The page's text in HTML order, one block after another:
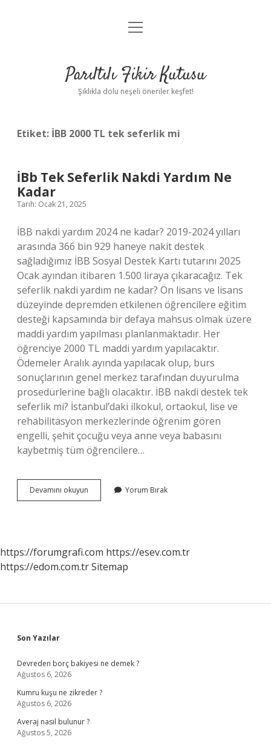
Anasayfa
Yasal Uyarı
menüyü
Parıltılı Fikir Kutusu
Şıklıkla dolu neşeli öneriler keşfet!
Etiket: İBB 2000 TL tek seferlik mi
İBb Tek Seferlik Nakdi Yardım Ne
Kadar
Tarih: Ocak 21, 2025
İBB nakdi yardım 2024 ne kadar? 2019-2024 yılları
arasında 366 bin 929 haneye nakit destek
sağladığımız İBB Sosyal Destek Kartı tutarını 2025
Ocak ayından itibaren 1.500 liraya çıkaracağız. Tek
seferlik nakdi yardım ne kadar? Ön lisans ve lisans
düzeyinde depremden etkilenen öğrencilere eğitim
desteği kapsamında bir defaya mahsus olmak üzere
maddi yardım yapılması planlanmaktadır. Her
öğrenciye 2000 TL maddi yardım yapılacaktır.
Ödemeler Aralık ayında yapılacak olup, burs
sonuçlarının genel merkez tarafından duyurulma
prosedürlerine bağlı olacaktır. İBB nakdi destek tek
seferlik mi? İstanbul’daki ilkokul, ortaokul, lise ve
rehabilitasyon merkezlerinde öğrenim gören
engelli, şehit çocuğu veya anne veya babasını
kaybetmiş tüm öğrencilere…
Devamını okuyun
Tek
Kadar
Yorum Bırak
https://forumgrafi.com https://esev.com.tr
https://edom.com.trSitemap
Sidebar
Son Yazılar
Devreden borç bakiyesi ne demek ?
Ağustos 6, 2026
Kumru kuşu ne zikreder ?
Ağustos 6, 2026
Averaj nasıl bulunur ?
Ağustos 5, 2026